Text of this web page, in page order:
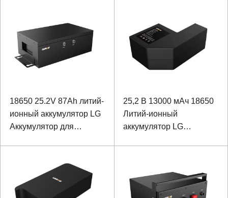
18650 25.2V 87Ah литий-
ионный аккумулятор LG
Аккумулятор для
И RS485 связью
25,2 В 13000 мАч 18650
Литий-ионный
аккумулятор LG